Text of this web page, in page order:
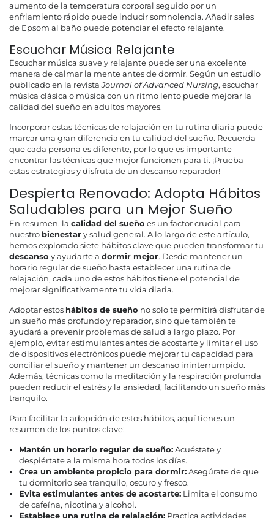
aumento de la temperatura corporal seguido por un
enfriamiento rápido puede inducir somnolencia. Añadir sales
de Epsom al baño puede potenciar el efecto relajante.
Escuchar Música Relajante
Escuchar música suave y relajante puede ser una excelente
manera de calmar la mente antes de dormir. Según un estudio
publicado en la revistaJournal of Advanced Nursing, escuchar
música clásica o música con un ritmo lento puede mejorar la
calidad del sueño en adultos mayores.
Incorporar estas técnicas de relajación en tu rutina diaria puede
marcar una gran diferencia en tu calidad del sueño. Recuerda
que cada persona es diferente, por lo que es importante
encontrar las técnicas que mejor funcionen para ti. ¡Prueba
estas estrategias y disfruta de un descanso reparador!
Despierta Renovado: Adopta Hábitos
Saludables para un Mejor Sueño
En resumen, la calidad del sueño es un factor crucial para
nuestro bienestary salud general. A lo largo de este artículo,
hemos explorado siete hábitos clave que pueden transformar tu
descanso y ayudarte a dormir mejor. Desde mantener un
horario regular de sueño hasta establecer una rutina de
relajación, cada uno de estos hábitos tiene el potencial de
mejorar significativamente tu vida diaria.
Adoptar estos hábitos de sueño no solo te permitirá disfrutar de
un sueño más profundo y reparador, sino que también te
ayudará a prevenir problemas de salud a largo plazo. Por
ejemplo, evitar estimulantes antes de acostarte y limitar el uso
de dispositivos electrónicos puede mejorar tu capacidad para
conciliar el sueño y mantener un descanso ininterrumpido.
Además, técnicas como la meditación y la respiración profunda
pueden reducir el estrés y la ansiedad, facilitando un sueño más
tranquilo.
Para facilitar la adopción de estos hábitos, aquí tienes un
resumen de los puntos clave:
Mantén un horario regular de sueño:Acuéstate y
despiértate a la misma hora todos los días.
Crea un ambiente propicio para dormir:Asegúrate de que
tu dormitorio sea tranquilo, oscuro y fresco.
Evita estimulantes antes de acostarte:Limita el consumo
de cafeína, nicotina y alcohol.
Establece una rutina de relajación:Practica actividades